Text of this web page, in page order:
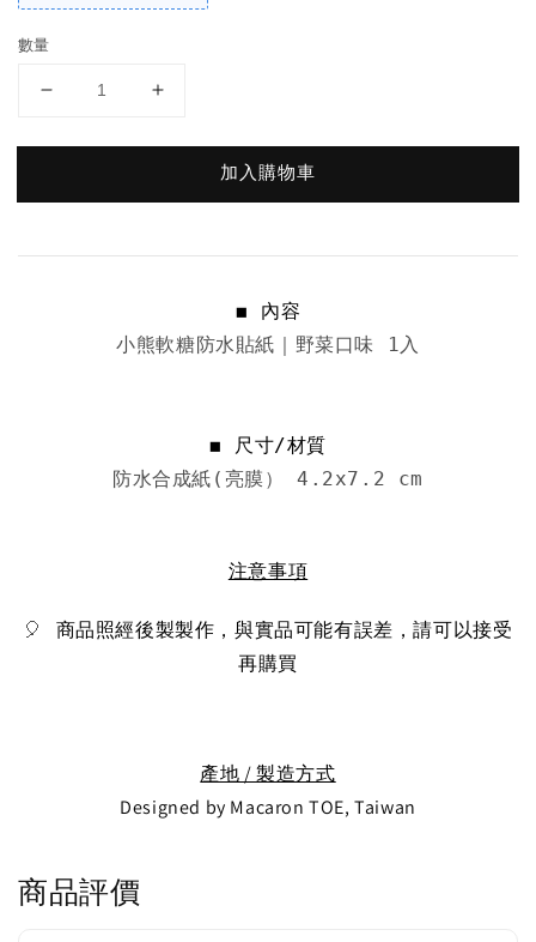
數量
加入購物車
◼︎ 內容
小熊軟糖防水貼紙｜野菜口味 1入
◼︎ 尺寸/材質
防水合成紙(亮膜）
注意事項
🎈 商品照經後製製作，與實品可能有誤差，請可以接受
再購買
產地 / 製造方式
Designed by Macaron TOE, Taiwan
商品評價